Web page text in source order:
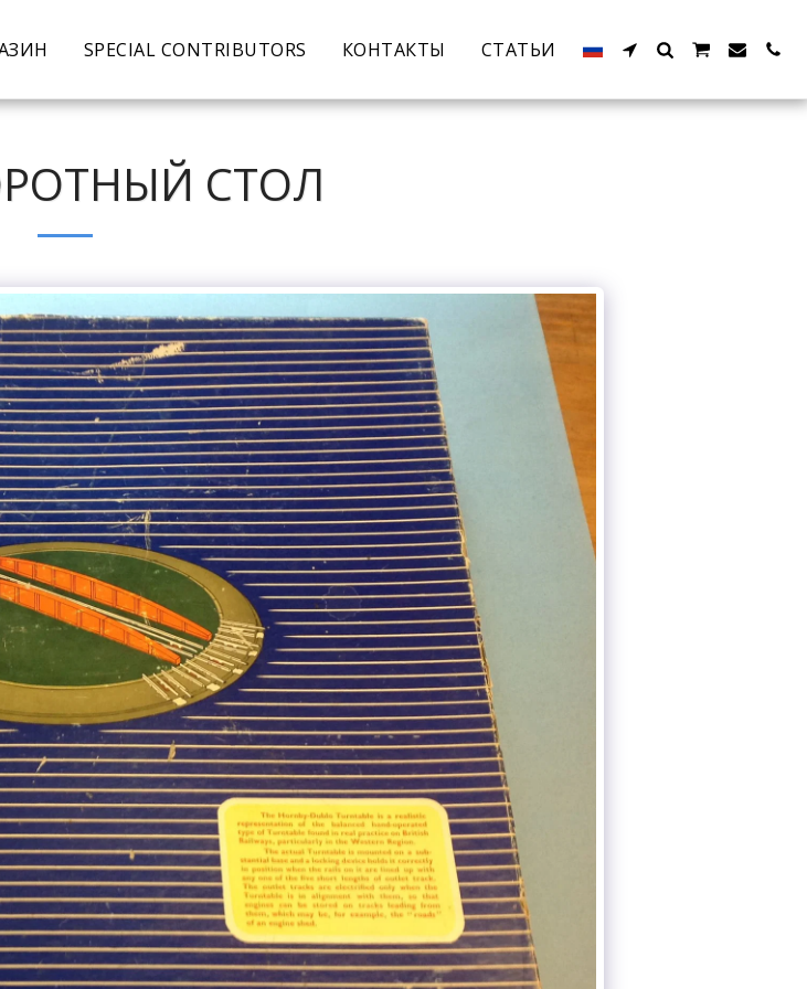
SPECIAL CONTRIBUTORS КОНТАКТЫ СТАТЬИ
СТОЛ